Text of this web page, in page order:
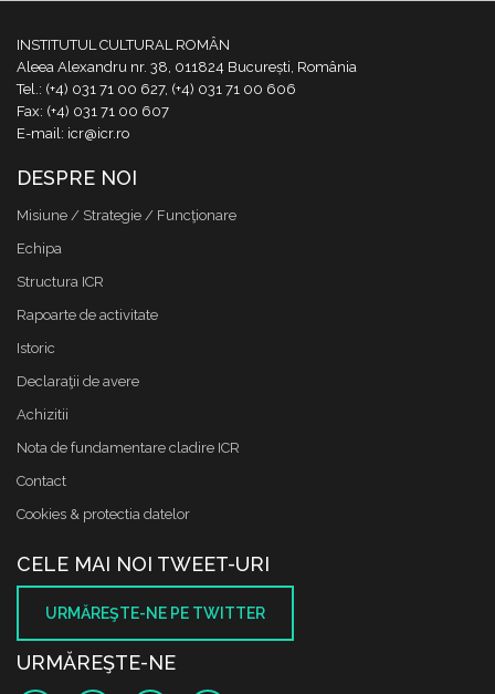
INSTITUTUL CULTURAL ROMÂN
Aleea Alexandru nr. 38, 011824 București, România
Tel.: (+4) 031 71 00 627, (+4) 031 71 00 606
Fax: (+4) 031 71 00 607
E-mail: icr@icr.ro
DESPRE NOI
Misiune / Strategie / Funcţionare
Echipa
Structura ICR
Rapoarte de activitate
Istoric
Declaraţii de avere
Achizitii
Nota de fundamentare cladire ICR
Contact
Cookies & protectia datelor
CELE MAI NOI TWEET-URI
URMĂREŞTE-NE PE TWITTER
URMĂREŞTE-NE